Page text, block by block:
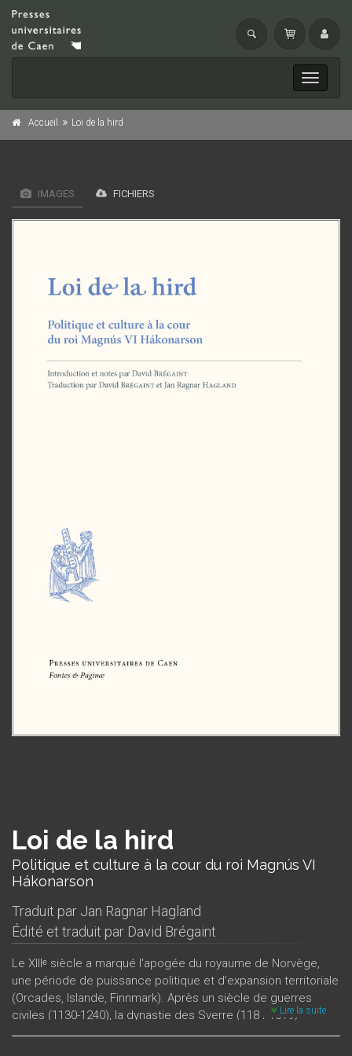
Toggle
Accueil Loi de la hird
IMAGES FICHIERS
Loi de la hird
Politique et culture à la cour du roi Magnús VI
Hákonarson
Traduit par Jan Ragnar Hagland
Édité et traduit par David Brégaint
Le XIIIᵉ siècle a marqué l'apogée du royaume de Norvège,
une période de puissance politique et d’expansion territoriale
(Orcades, Islande, Finnmark). Après un siècle de guerres
civiles (1130-1240), la dynastie des Sverre (1184-1319)
concentre le pouvoir royal, renforce l’administration et unifie
Lire la suite